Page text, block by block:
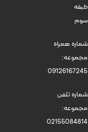
طبقه
سوم
شماره همراه
مجموعه:
09126167245
شماره تلفن
مجموعه:
02155084814